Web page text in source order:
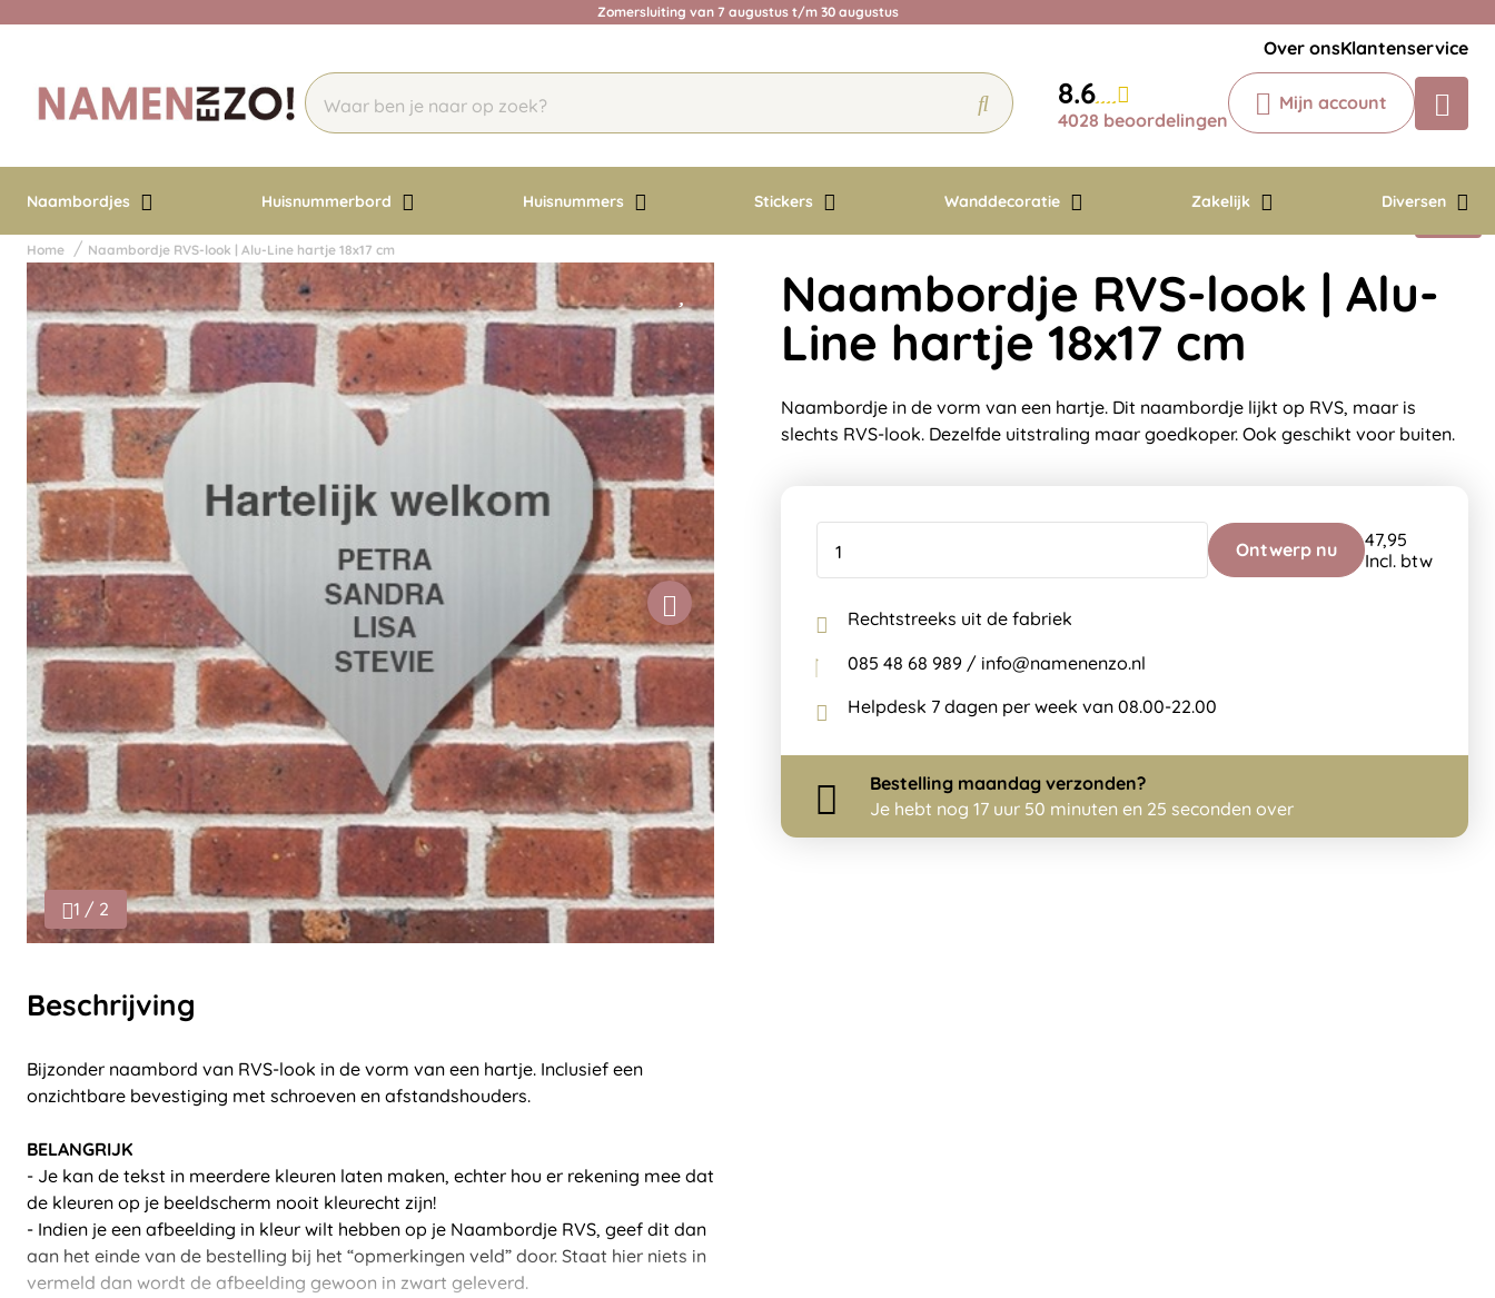
Zomersluiting van 7 augustus t/m 30 augustus
Over onsKlantenservice
8.6
4028 beoordelingen
Mijn account
Naambordjes Huisnummerbord Huisnummers Stickers Wanddecoratie Zakelijk Diversen
Chatbot
Chat 24/7 met onze chatbot voor
Contact
Home Naambordje RVS-look | Alu-Line hartje 18x17 cm
1 / 2
Beschrijving
Bijzonder naambord van RVS-look in de vorm van een hartje. Inclusief een
onzichtbare bevestiging met schroeven en afstandshouders.
BELANGRIJK
- Je kan de tekst in meerdere kleuren laten maken, echter hou er rekening mee dat
de kleuren op je beeldscherm nooit kleurecht zijn!
- Indien je een afbeelding in kleur wilt hebben op je Naambordje RVS, geef dit dan
aan het einde van de bestelling bij het “opmerkingen veld” door. Staat hier niets in
vermeld dan wordt de afbeelding gewoon in zwart geleverd.
Naambordje RVS-look | Alu-
Line hartje 18x17 cm
Naambordje in de vorm van een hartje. Dit naambordje lijkt op RVS, maar is
slechts RVS-look. Dezelfde uitstraling maar goedkoper. Ook geschikt voor buiten.
Ontwerp nu
47,95
Incl. btw
Rechtstreeks uit de fabriek
085 48 68 989 / info@namenenzo.nl
Helpdesk 7 dagen per week van 08.00-22.00
Bestelling maandag verzonden?
Je hebt nog 17 uur 50 minuten en 25 seconden over